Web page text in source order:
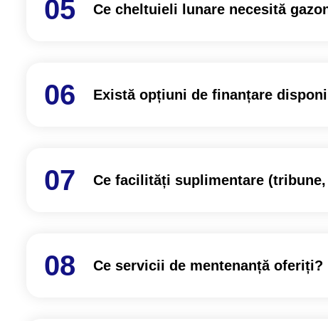
Ce cheltuieli lunare necesită
Există opțiuni de finanțare
Ce facilități suplimentare
Ce servicii de mentenanță oferiți?